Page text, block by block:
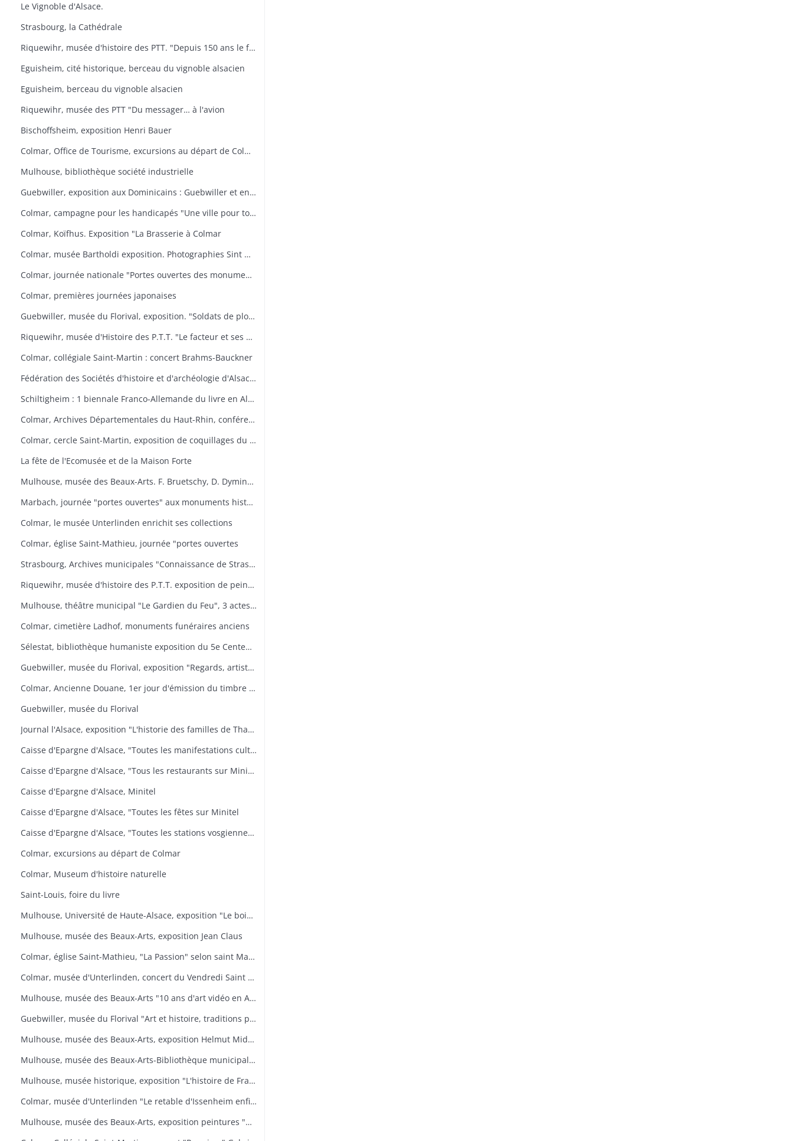
Le Vignoble d'Alsace.
Strasbourg, la Cathédrale
Riquewihr, musée d'histoire des PTT. "Depuis 150 ans le facteur de campagne
Eguisheim, cité historique, berceau du vignoble alsacien
Eguisheim, berceau du vignoble alsacien
Riquewihr, musée des PTT "Du messager… à l'avion
Bischoffsheim, exposition Henri Bauer
Colmar, Office de Tourisme, excursions au départ de Colmar
Mulhouse, bibliothèque société industrielle
Guebwiller, exposition aux Dominicains : Guebwiller et environs
Colmar, campagne pour les handicapés "Une ville pour tous
Colmar, Koïfhus. Exposition "La Brasserie à Colmar
Colmar, musée Bartholdi exposition. Photographies Sint Niklaas
Colmar, journée nationale "Portes ouvertes des monuments historiques" (organisée par l'AREHC et le lycée Bartholdi)
Colmar, premières journées japonaises
Guebwiller, musée du Florival, exposition. "Soldats de plomb
Riquewihr, musée d'Histoire des P.T.T. "Le facteur et ses métamorphoses
Colmar, collégiale Saint-Martin : concert Brahms-Bauckner
Fédération des Sociétés d'histoire et d'archéologie d'Alsace : les monuments ruraux d'Alsace
Schiltigheim : 1 biennale Franco-Allemande du livre en Alsace
Colmar, Archives Départementales du Haut-Rhin, conférence : Yves Bisch "Cet homme à surveiller
Colmar, cercle Saint-Martin, exposition de coquillages du monde
La fête de l'Ecomusée et de la Maison Forte
Mulhouse, musée des Beaux-Arts. F. Bruetschy, D. Dyminski, C. Gebhardt, B. Latuner, J.F. Nourisson, J.-C. Wallios
Marbach, journée "portes ouvertes" aux monuments historiques
Colmar, le musée Unterlinden enrichit ses collections
Colmar, église Saint-Mathieu, journée "portes ouvertes
Strasbourg, Archives municipales "Connaissance de Strasbourg
Riquewihr, musée d'histoire des P.T.T. exposition de peintures sous-verre
Mulhouse, théâtre municipal "Le Gardien du Feu", 3 actes et 4 tableaux d'après le roman d'Anatole le Braz
Colmar, cimetière Ladhof, monuments funéraires anciens
Sélestat, bibliothèque humaniste exposition du 5e Centenaire de la mort de Jean Mentel
Guebwiller, musée du Florival, exposition "Regards, artistes connus et méconnus de la collection Pierre et Denise Levy
Colmar, Ancienne Douane, 1er jour d'émission du timbre poste Croix-Rouge
Guebwiller, musée du Florival
Journal l'Alsace, exposition "L'historie des familles de Thann, de sa seigneurie et du baillage de Saint Amarin
Caisse d'Epargne d'Alsace, "Toutes les manifestations culturelles sur Minitel
Caisse d'Epargne d'Alsace, "Tous les restaurants sur Minitel
Caisse d'Epargne d'Alsace, Minitel
Caisse d'Epargne d'Alsace, "Toutes les fêtes sur Minitel
Caisse d'Epargne d'Alsace, "Toutes les stations vosgiennes sur Minitel
Colmar, excursions au départ de Colmar
Colmar, Museum d'histoire naturelle
Saint-Louis, foire du livre
Mulhouse, Université de Haute-Alsace, exposition "Le bois, un art de vivre
Mulhouse, musée des Beaux-Arts, exposition Jean Claus
Colmar, église Saint-Mathieu, "La Passion" selon saint Matthieu
Colmar, musée d'Unterlinden, concert du Vendredi Saint "La Passion selon saint Jean
Mulhouse, musée des Beaux-Arts "10 ans d'art vidéo en Allemagne, 1976-1986
Guebwiller, musée du Florival "Art et histoire, traditions populaires céramiques" de Théodore Deck
Mulhouse, musée des Beaux-Arts, exposition Helmut Middendorf
Mulhouse, musée des Beaux-Arts-Bibliothèque municipale "Danses macabres de Dürer à Dali" Collection de l'Université de Düsseldorf "L'homme et la mort
Mulhouse, musée historique, exposition "L'histoire de France illustrée
Colmar, musée d'Unterlinden "Le retable d'Issenheim enfin complet
Mulhouse, musée des Beaux-Arts, exposition peintures "Aime-moi